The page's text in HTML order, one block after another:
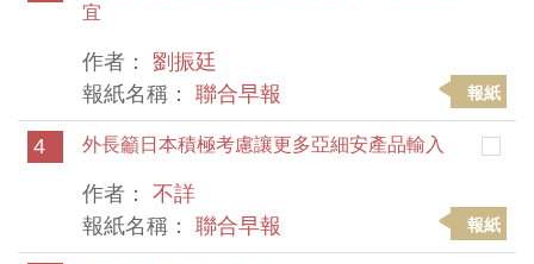
宜
作者： 劉振廷
報紙名稱： 聯合早報 報紙
4 外長籲日本積極考慮讓更多亞細安產品輸入
作者： 不詳
報紙名稱： 聯合早報 報紙